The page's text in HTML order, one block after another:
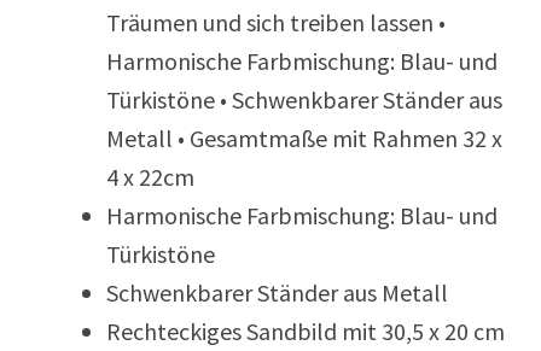
Träumen und sich treiben lassen •
Harmonische Farbmischung: Blau- und
Türkistöne • Schwenkbarer Ständer aus
Metall • Gesamtmaße mit Rahmen 32 x
4 x 22cm
Harmonische Farbmischung: Blau- und
Türkistöne
Schwenkbarer Ständer aus Metall
Rechteckiges Sandbild mit 30,5 x 20 cm